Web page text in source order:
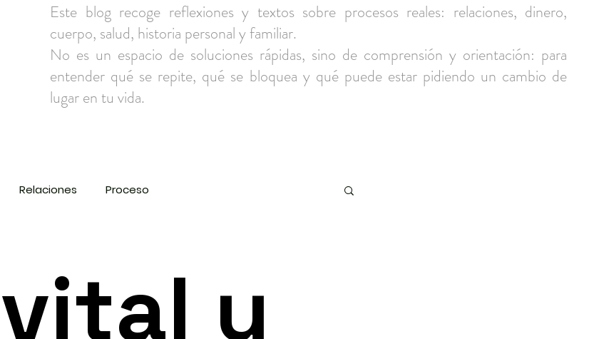
Este blog recoge reflexiones y textos sobre procesos reales: relaciones, dinero,
cuerpo, salud, historia personal y familiar.
No es un espacio de soluciones rápidas, sino de comprensión y orientación: para
entender qué se repite, qué se bloquea y qué puede estar pidiendo un cambio de
lugar en tu vida.
Relaciones Proceso
y